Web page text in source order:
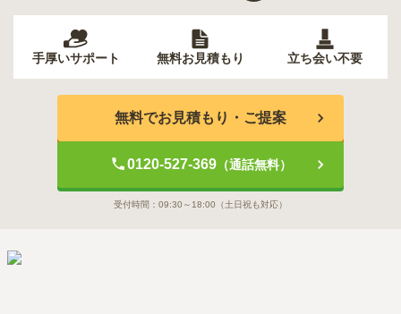
手厚いサポート 無料お見積もり 立ち会い不要
無料でお見積もり・ご提案
0120-527-369（通話無料）
受付時間： 09:30～18:00 （土日祝も対応）